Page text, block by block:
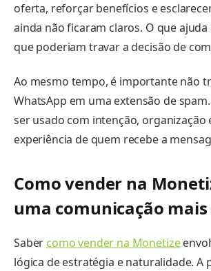
oferta, reforçar benefícios e
ainda não ficaram claros. O que
que poderiam travar a decisão de
Ao mesmo tempo, é importante não
WhatsApp em uma extensão de
ser usado com intenção, organização
experiência de quem recebe a
Como vender na
uma comunicação
Saber como vender na Monetize
lógica de estratégia e naturalidade. A